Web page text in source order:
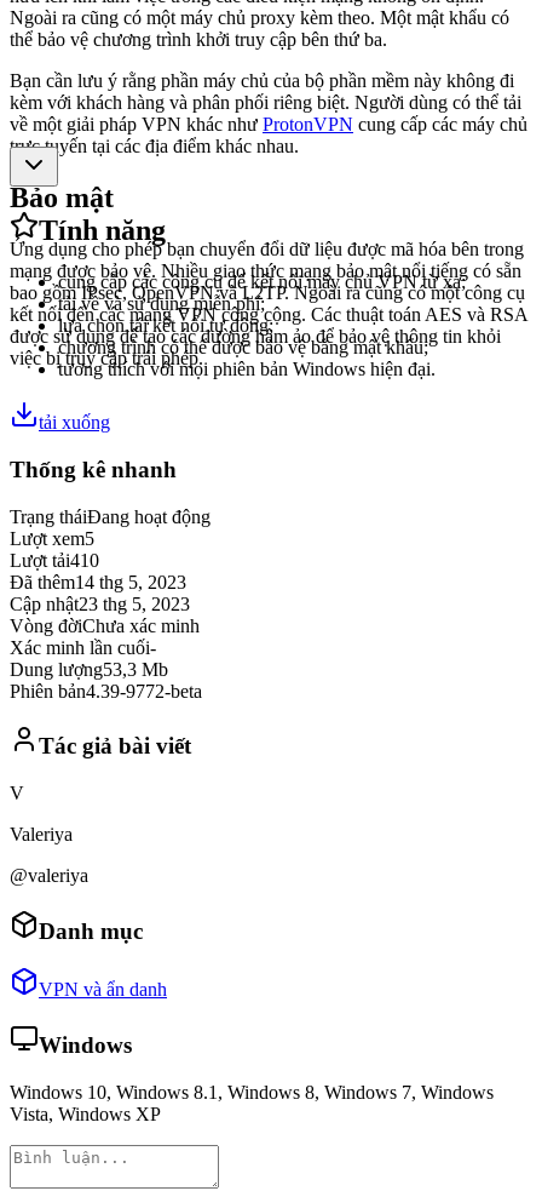
Ngoài ra cũng có một máy chủ proxy kèm theo. Một mật khẩu có
thể bảo vệ chương trình khởi truy cập bên thứ ba.
Bạn cần lưu ý rằng phần máy chủ của bộ phần mềm này không đi
kèm với khách hàng và phân phối riêng biệt. Người dùng có thể tải
về một giải pháp VPN khác như ProtonVPN cung cấp các máy chủ
trực tuyến tại các địa điểm khác nhau.
Bảo mật
Ứng dụng cho phép bạn chuyển đổi dữ liệu được mã hóa bên trong
mạng được bảo vệ. Nhiều giao thức mạng bảo mật nổi tiếng có sẵn
bao gồm IPsec, OpenVPN và L2TP. Ngoài ra cũng có một công cụ
kết nối đến các mạng VPN công cộng. Các thuật toán AES và RSA
được sử dụng để tạo các đường hầm ảo để bảo vệ thông tin khỏi
việc bị truy cập trái phép.
Tính năng
cung cấp các công cụ để kết nối máy chủ VPN từ xa;
tải về và sử dụng miễn phí;
lựa chọn tái kết nối tự động;
chương trình có thể được bảo vệ bằng mật khẩu;
tương thích với mọi phiên bản Windows hiện đại.
tải xuống
Thống kê nhanh
Trạng tháiĐang hoạt động
Lượt xem5
Lượt tải410
Đã thêm14 thg 5, 2023
Cập nhật23 thg 5, 2023
Vòng đờiChưa xác minh
Xác minh lần cuối-
Dung lượng53,3 Mb
Phiên bản4.39-9772-beta
Tác giả bài viết
V
Valeriya
@valeriya
Danh mục
VPN và ẩn danh
Windows
Windows 10, Windows 8.1, Windows 8, Windows 7, Windows
Vista, Windows XP